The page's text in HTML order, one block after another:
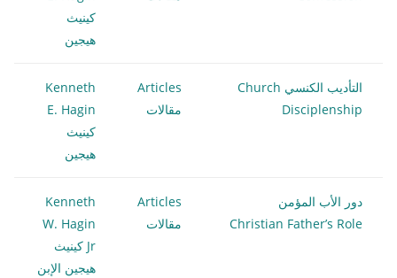
كينيث
هيجين
التأديب الكنسي Church
Disciplenship
Articles
مقالات
Kenneth
E. Hagin
كينيث
هيجين
دور الأب المؤمن
Christian Father’s Role
Articles
مقالات
Kenneth
W. Hagin
Jr كينيث
هيجين الإبن